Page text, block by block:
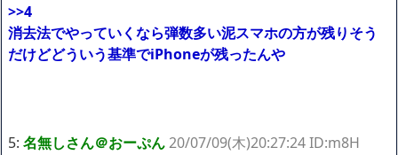
>>4
消去法でやっていくなら弾数多い泥スマホの方が残りそう
だけどどういう基準でiPhoneが残ったんや
5: 名無しさん＠おーぷん20/07/09(木)20:27:24 ID:m8H